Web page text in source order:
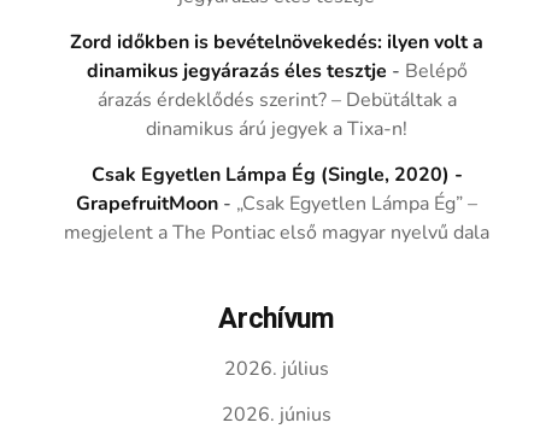
Zord időkben is bevételnövekedés: ilyen volt a
dinamikus jegyárazás éles tesztje - Belépő
árazás érdeklődés szerint? – Debütáltak a
dinamikus árú jegyek a Tixa-n!
Csak Egyetlen Lámpa Ég (Single, 2020) -
GrapefruitMoon - „Csak Egyetlen Lámpa Ég” –
megjelent a The Pontiac első magyar nyelvű dala
Archívum
2026. július
2026. június